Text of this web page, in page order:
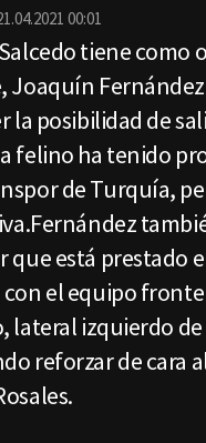
00:01
tiene como
Joaquín
la posibilidad de
felino ha tenido
de Turquía,
que está prestado
el equipo
lateral izquierdo
reforzar de cara